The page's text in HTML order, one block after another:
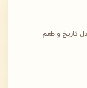
تاریخ و طعم